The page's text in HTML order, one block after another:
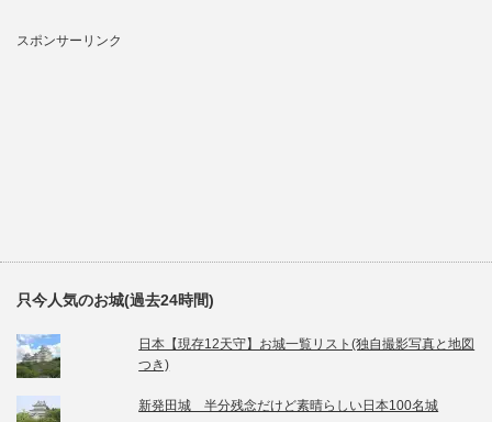
スポンサーリンク
只今人気のお城(過去24時間)
日本【現存12天守】お城一覧リスト(独自撮影写真と地図
つき)
新発田城 半分残念だけど素晴らしい日本100名城